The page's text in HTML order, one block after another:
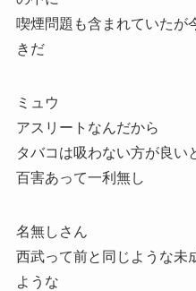
喫煙問題も含まれていたが
きだ
ミュウ
アスリートなんだから
タバコは吸わない方が良い
百害あって一利無し
名無しさん
西武って前と同じような未
ような